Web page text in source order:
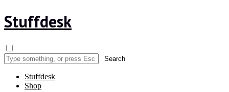
Stuffdesk
Stuffdesk
Shop